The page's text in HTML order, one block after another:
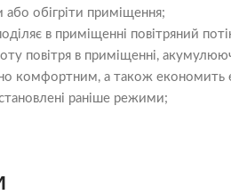
обігріти приміщення;
в приміщенні повітряний
повітря в приміщенні,
комфортним, а також економить
раніше режими;